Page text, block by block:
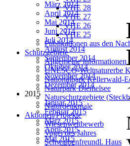
VHE 28
VHE 27
VHE 26
VHE 25
Publikationen aus den
Schutzgebiete
Allgemeine Informationen
UNESCO-Weltnaturerbe
Nationalpark Kellerwald-
Naturpark Diemelsee
Naturschutzgebiete
Naturdenkmale
Aktionen/Projekte
Wiesenwettbewerb
Vogel des Jahres
Schwalbenfreundl. Haus
März 2014
April 2014
Mai 2014
Juni 2014
Juli 2014
August 2014
September 2014
Oktober 2014
November 2014
Dezember 2014
2015
Januar 2015
Februar 2015
März 2015
April 2015
Mai 2015